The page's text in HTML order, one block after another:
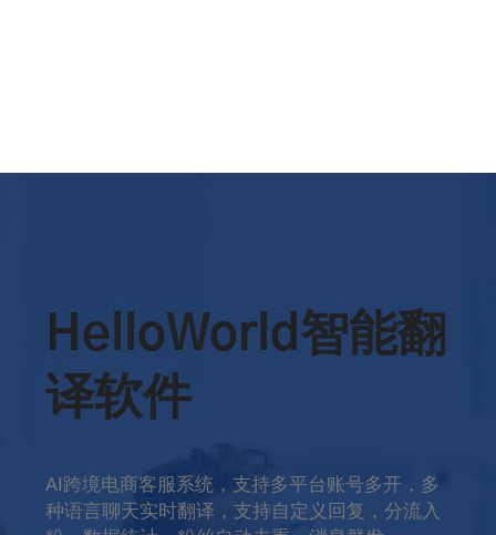
HelloWorld智能翻
译软件
AI跨境电商客服系统，支持多平台账号多开，多
种语言聊天实时翻译，支持自定义回复，分流入